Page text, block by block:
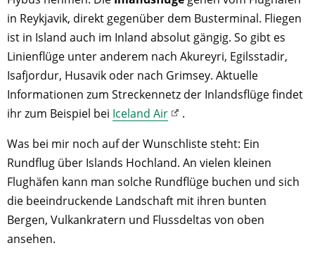
in Reykjavik, direkt gegenüber dem Busterminal. Fliegen
ist in Island auch im Inland absolut gängig. So gibt es
Linienflüge unter anderem nach Akureyri, Egilsstadir,
Isafjordur, Husavik oder nach Grimsey. Aktuelle
Informationen zum Streckennetz der Inlandsflüge findet
ihr zum Beispiel bei Iceland Air
.
Was bei mir noch auf der Wunschliste steht: Ein
Rundflug über Islands Hochland. An vielen kleinen
Flughäfen kann man solche Rundflüge buchen und sich
die beeindruckende Landschaft mit ihren bunten
Bergen, Vulkankratern und Flussdeltas von oben
ansehen.